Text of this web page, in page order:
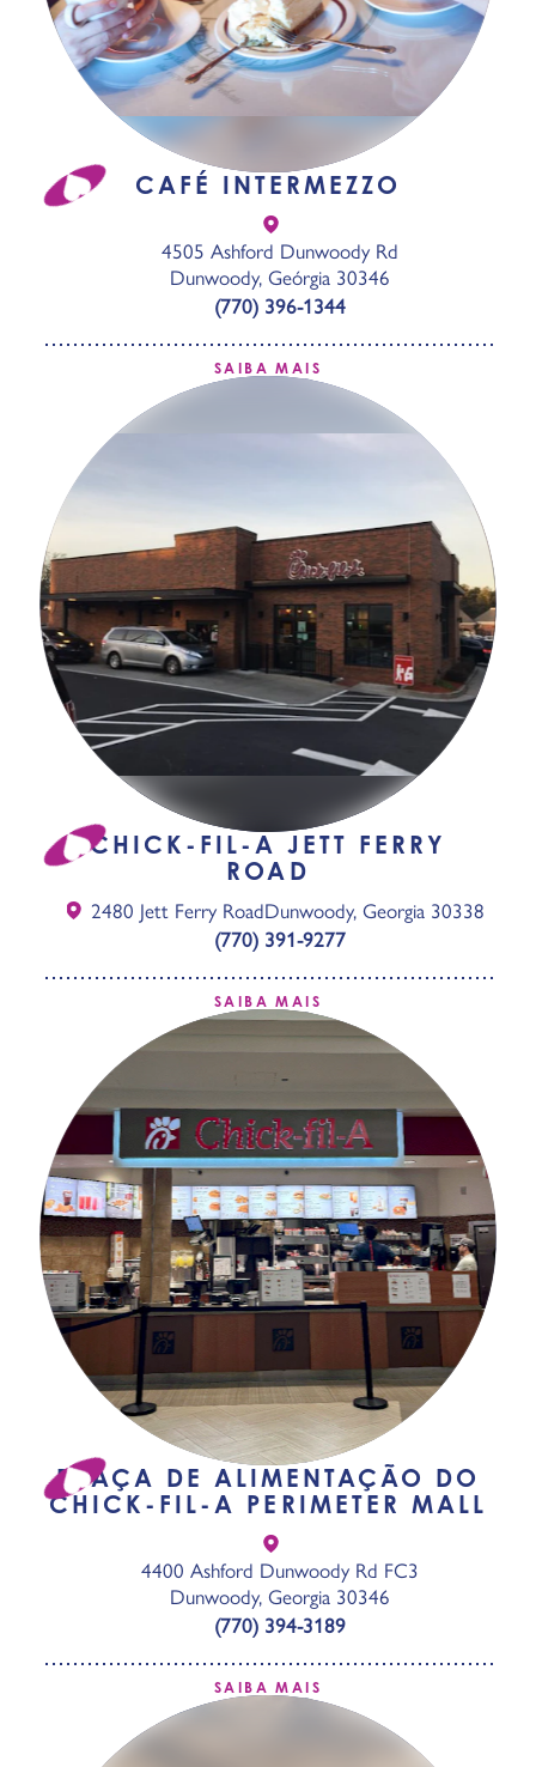
CAFÉ INTERMEZZO
4505 Ashford Dunwoody Rd
Dunwoody, Geórgia 30346
(770) 396-1344
SAIBA MAIS
CHICK-FIL-A JETT FERRY
ROAD
2480 Jett Ferry RoadDunwoody, Georgia 30338
(770) 391-9277
SAIBA MAIS
PRAÇA DE ALIMENTAÇÃO DO
CHICK-FIL-A PERIMETER MALL
4400 Ashford Dunwoody Rd FC3
Dunwoody, Georgia 30346
(770) 394-3189
SAIBA MAIS